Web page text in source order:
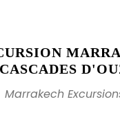
Marrakech